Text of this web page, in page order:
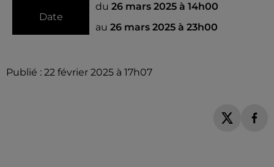
Date
du 26 mars 2025 à 14h00
au 26 mars 2025 à 23h00
Publié : 22 février 2025 à 17h07